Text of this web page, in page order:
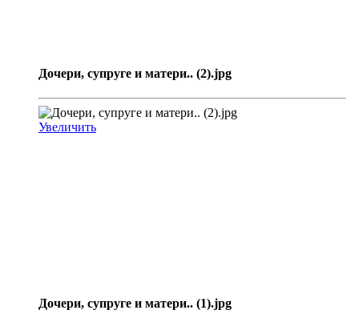
Дочери, супруге и матери.. (2).jpg
Увеличить
Дочери, супруге и матери.. (1).jpg